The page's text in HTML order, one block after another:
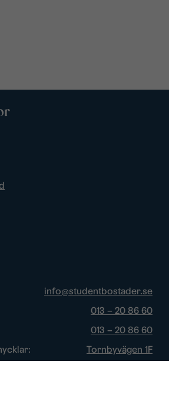
info@studentbostader.se
013 – 20 86 60
013 – 20 86 60
Tornbyvägen 1F